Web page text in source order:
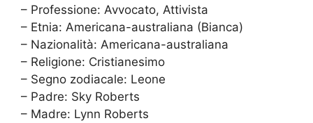
– Professione: Avvocato, Attivista
– Etnia: Americana-australiana (Bianca)
– Nazionalità: Americana-australiana
– Religione: Cristianesimo
– Segno zodiacale: Leone
– Padre: Sky Roberts
– Madre: Lynn Roberts